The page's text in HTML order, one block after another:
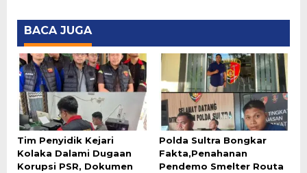
BACA JUGA
Tim Penyidik Kejari
Kolaka Dalami Dugaan
Korupsi PSR, Dokumen
Polda Sultra Bongkar
Fakta,Penahanan
Pendemo Smelter Routa